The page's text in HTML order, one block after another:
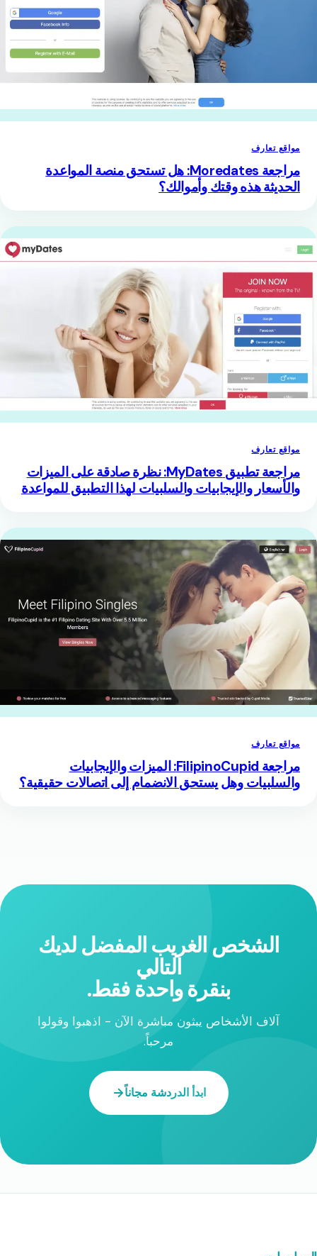
مواقع تعارف
مراجعة Moredates: هل تستحق منصة المواعدة
الحديثة هذه وقتك وأموالك؟
مواقع تعارف
مراجعة تطبيق MyDates: نظرة صادقة على الميزات
والأسعار والإيجابيات والسلبيات لهذا التطبيق للمواعدة
مواقع تعارف
مراجعة FilipinoCupid: الميزات والإيجابيات
والسلبيات وهل يستحق الانضمام إلى اتصالات حقيقية؟
الشخص الغريب المفضل لديك
التالي
بنقرة واحدة فقط.
آلاف الأشخاص يبثون مباشرة الآن - اذهبوا وقولوا
مرحباً.
ابدأ الدردشة مجاناً